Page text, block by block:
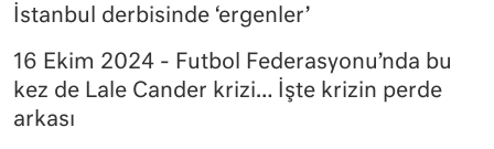
İstanbul derbisinde ‘ergenler’
16 Ekim 2024 - Futbol Federasyonu’nda bu
kez de Lale Cander krizi… İşte krizin perde
arkası